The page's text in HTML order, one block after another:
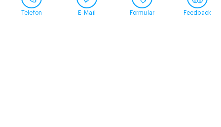
Telefon E-Mail Formular Feedback